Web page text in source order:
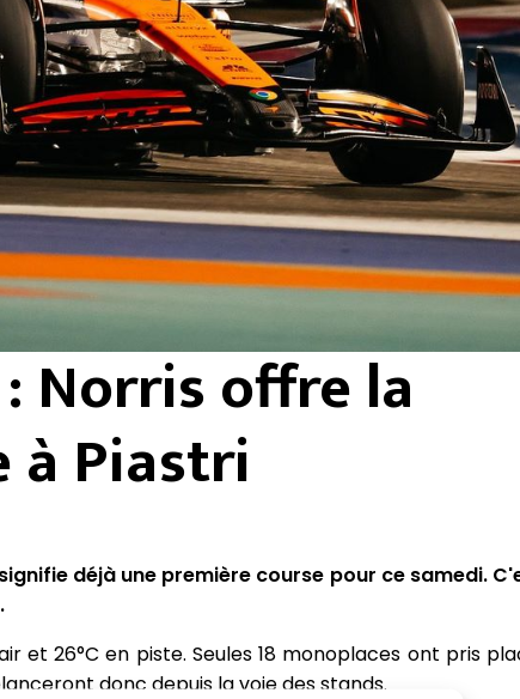
Norris offre la
Piastri
déjà une première course pour ce samedi.
et 26°C en piste. Seules 18 monoplaces ont pris
donc depuis la voie des stands.